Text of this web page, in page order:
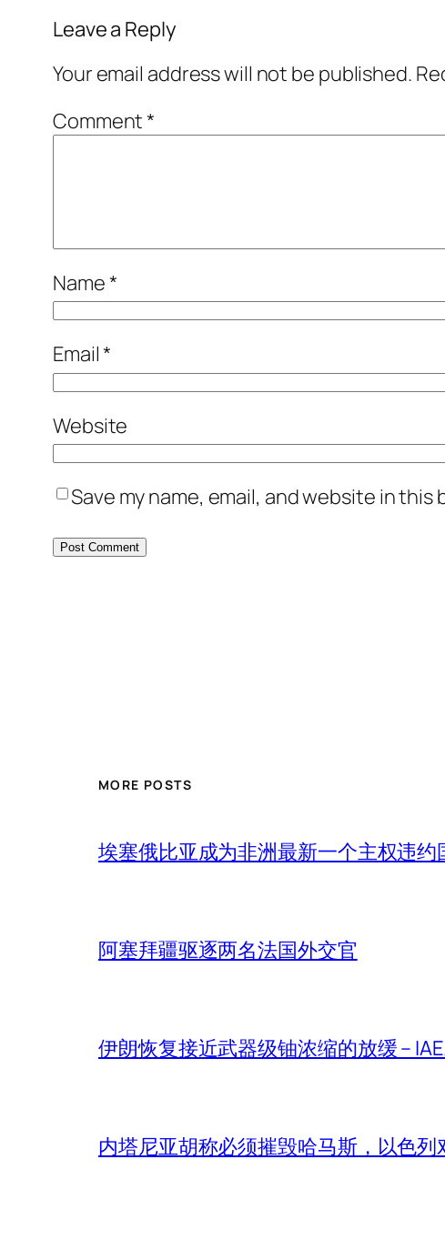
Leave a Reply
Your email address will not be published.
Comment*
Name*
Email*
Website
Save my name, email, and website in
MORE POSTS
埃塞俄比亚成为非洲最新一个主权违约
阿塞拜疆驱逐两名法国外交官
伊朗恢复接近武器级铀浓缩的放缓 –
内塔尼亚胡称必须摧毁哈马斯，以色